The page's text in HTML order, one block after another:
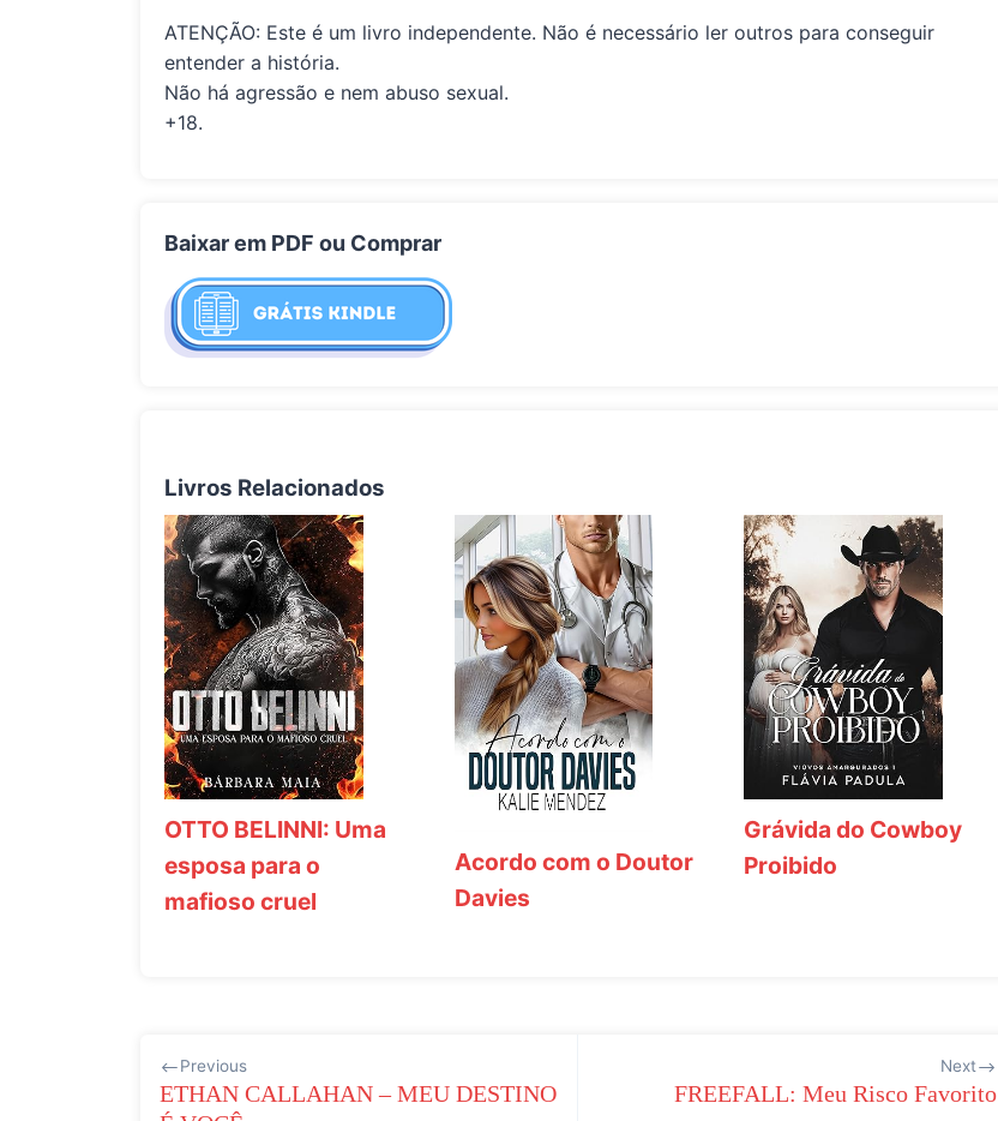
ATENÇÃO: Este é um livro independente. Não é necessário ler outros para conseguir
entender a história.
Não há agressão e nem abuso sexual.
+18.
Baixar em PDF ou Comprar
Livros Relacionados
OTTO BELINNI: Uma
esposa para o
mafioso cruel
Acordo com o Doutor
Davies
Grávida do Cowboy
Proibido
Navegação
de
Previous
ETHAN CALLAHAN – MEU DESTINO
Next
FREEFALL: Meu Risco Favorito